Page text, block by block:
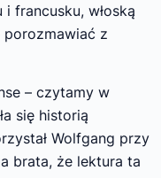
francusku, włoską
porozmawiać z
– czytamy w
się historią
Wolfgang przy
brata, że lektura ta